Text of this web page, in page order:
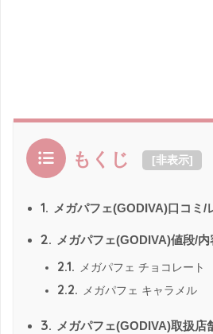
もくじ [非表示]
1. メガパフェ(GODIVA)口コミ/
2. メガパフェ(GODIVA)値段/
2.1. メガパフェ チョコレート
2.2. メガパフェ キャラメル
3. メガパフェ(GODIVA)取扱店